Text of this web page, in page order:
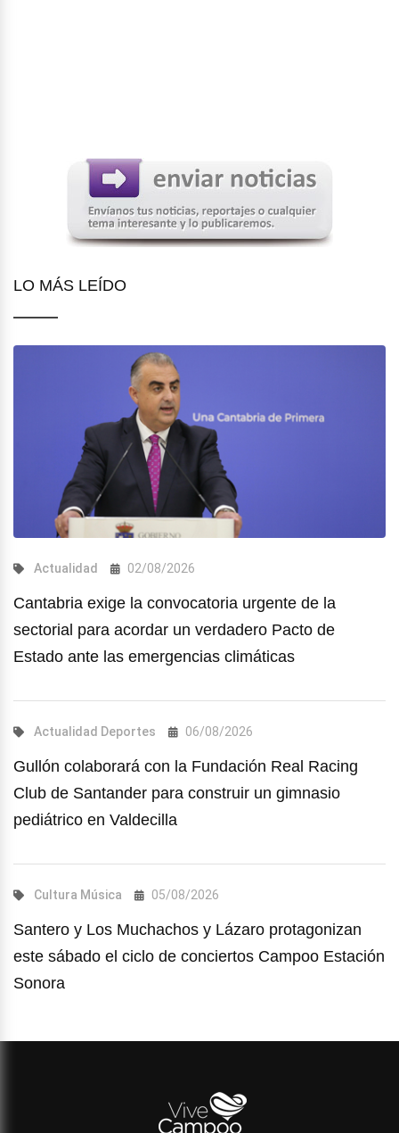
LO MÁS LEÍDO
Actualidad 02/08/2026
Cantabria exige la convocatoria urgente de la
sectorial para acordar un verdadero Pacto de
Estado ante las emergencias climáticas
Actualidad Deportes 06/08/2026
Gullón colaborará con la Fundación Real Racing
Club de Santander para construir un gimnasio
pediátrico en Valdecilla
Cultura Música 05/08/2026
Santero y Los Muchachos y Lázaro protagonizan
este sábado el ciclo de conciertos Campoo Estación
Sonora